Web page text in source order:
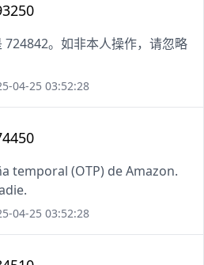
724842。如非本人操作，请忽略
04-25 03:52:28
temporal (OTP) de Amazon.
04-25 03:52:28